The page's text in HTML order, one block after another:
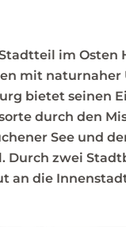
im Osten
mit naturnaher
bietet seinen
durch den
See und
Durch zwei
an die